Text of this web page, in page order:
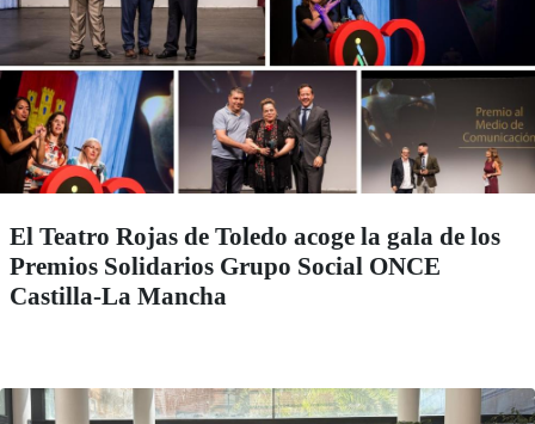
El Teatro Rojas de Toledo acoge la gala de los
Premios Solidarios Grupo Social ONCE
Castilla-La Mancha